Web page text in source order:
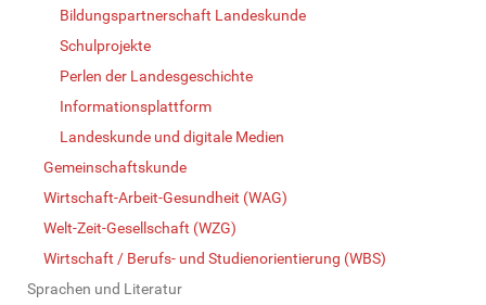
Bildungspartnerschaft Landeskunde
Schulprojekte
Perlen der Landesgeschichte
Informationsplattform
Landeskunde und digitale Medien
Gemeinschaftskunde
Wirtschaft-Arbeit-Gesundheit (WAG)
Welt-Zeit-Gesellschaft (WZG)
Wirtschaft / Berufs- und Studienorientierung (WBS)
Sprachen und Literatur